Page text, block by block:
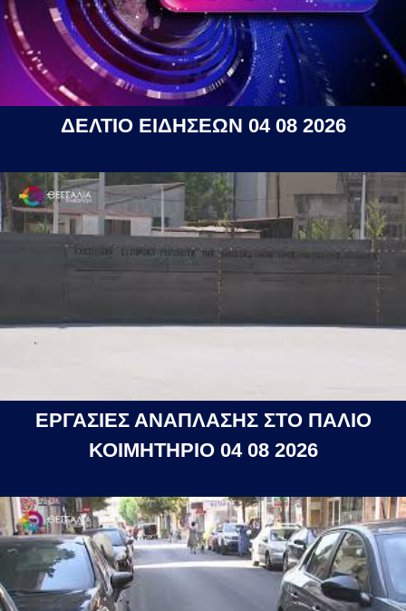
ΔΕΛΤΙΟ ΕΙΔΗΣΕΩΝ 04 08 2026
ΕΡΓΑΣΙΕΣ ΑΝΑΠΛΑΣΗΣ ΣΤΟ ΠΑΛΙΟ
ΚΟΙΜΗΤΗΡΙΟ 04 08 2026